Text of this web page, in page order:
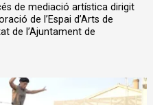
de mediació artística dirigit
de l’Espai d’Arts de
de l’Ajuntament de